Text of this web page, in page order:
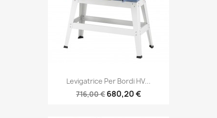
Levigatrice Per Bordi HV...
716,00 € 680,20 €